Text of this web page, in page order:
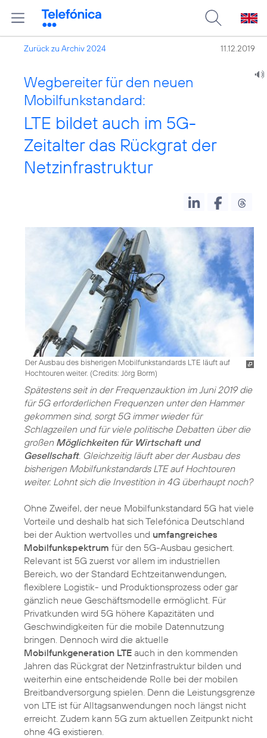
Zurück zu Archiv 2024 11.12.2019
Wegbereiter für den neuen
Mobilfunkstandard:
LTE bildet auch im 5G-
Zeitalter das Rückgrat der
Netzinfrastruktur
Der Ausbau des bisherigen Mobilfunkstandards LTE läuft auf
Hochtouren weiter. (Credits: Jörg Borm)
Spätestens seit in der Frequenzauktion im Juni 2019 die
für 5G erforderlichen Frequenzen unter den Hammer
gekommen sind, sorgt5Gimmer wieder für
Schlagzeilen und für viele politische Debatten über die
großen Möglichkeiten für Wirtschaft und
Gesellschaft. Gleichzeitig läuft aber der Ausbau des
bisherigen Mobilfunkstandards LTE auf Hochtouren
weiter. Lohnt sich die Investition in 4G überhaupt noch?
Ohne Zweifel, der neue Mobilfunkstandard 5G hat viele
Vorteile und deshalb hat sich Telefónica Deutschland
bei der Auktion wertvolles und umfangreiches
Mobilfunkspektrum für den 5G-Ausbau gesichert.
Relevant ist 5G zuerst vor allem im industriellen
Bereich, wo der Standard Echtzeitanwendungen,
flexiblere Logistik- und Produktionsprozess oder gar
gänzlich neue Geschäftsmodelle ermöglicht. Für
Privatkunden wird 5G höhere Kapazitäten und
Geschwindigkeiten für die mobile Datennutzung
bringen. Dennoch wird die aktuelle
Mobilfunkgeneration LTE auch in den kommenden
Jahren das Rückgrat der Netzinfrastruktur bilden und
weiterhin eine entscheidende Rolle bei der mobilen
Breitbandversorgung spielen. Denn die Leistungsgrenze
von LTE ist für Alltagsanwendungen noch längst nicht
erreicht. Zudem kann 5G zum aktuellen Zeitpunkt nicht
ohne 4G existieren.